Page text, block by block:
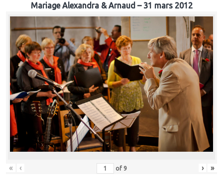
Mariage Alexandra & Arnaud – 31 mars 2012
« ‹ of 9 › »